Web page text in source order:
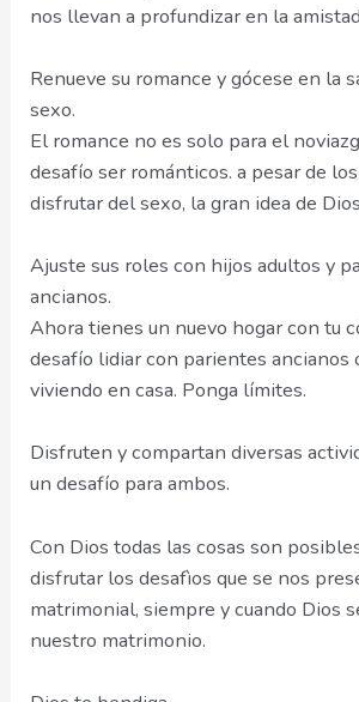
nos llevan a profundizar en la
Renueve su romance y gócese en la
sexo.
El romance no es solo para el
desafío ser románticos. a pesar de
disfrutar del sexo, la gran idea de
Ajuste sus roles con hijos adultos y
ancianos.
Ahora tienes un nuevo hogar con tu
desafío lidiar con parientes ancianos
viviendo en casa. Ponga límites.
Disfruten y compartan diversas
un desafío para ambos.
Con Dios todas las cosas son
disfrutar los desafìos que se nos
matrimonial, siempre y cuando Dios
nuestro matrimonio.